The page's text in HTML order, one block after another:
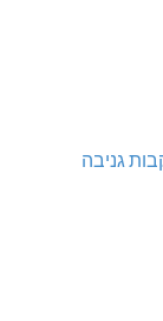
גניבה